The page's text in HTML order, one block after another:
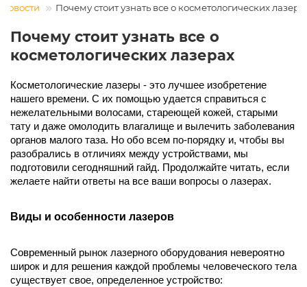
Новости Почему стоит узнать все о косметологических
Почему стоит узнать все о
косметологических лазерах
Косметологические лазеры - это лучшее изобретение
нашего времени. С их помощью удается справиться с
нежелательными волосами, стареющей кожей, старыми
тату и даже омолодить влагалище и вылечить заболевания
органов малого таза. Но обо всем по-порядку и, чтобы вы
разобрались в отличиях между устройствами, мы
подготовили сегодняшний гайд. Продолжайте читать, если
желаете найти ответы на все ваши вопросы о лазерах.
Виды и особенности лазеров
Современный рынок лазерного оборудования невероятно
широк и для решения каждой проблемы человеческого тела
существует свое, определенное устройство: